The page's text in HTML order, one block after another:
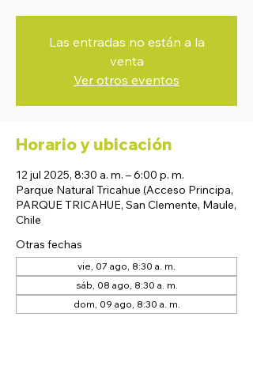
Las entradas no están a la
venta
Ver otros eventos
Horario y ubicación
12 jul 2025, 8:30 a. m. – 6:00 p. m.
Parque Natural Tricahue (Acceso Principa,
PARQUE TRICAHUE, San Clemente, Maule,
Chile
Otras fechas
vie, 07 ago, 8:30 a. m.
sáb, 08 ago, 8:30 a. m.
dom, 09 ago, 8:30 a. m.